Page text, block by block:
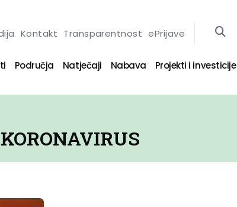
Kontakt Transparentnost ePrijave
Područja Natječaji Nabava Projekti i investicije